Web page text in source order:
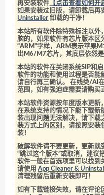
再安装软件 【点击查看如何开
如果安装过旧版，请卸载后再
Uninstaller 卸载的干净！
本站所有软件除特殊标注以
脑的，如果软件有芯片版本区
“ARM”字样，ARM表示苹
出M6/M7芯片，其底层依然是
本站的软件在关闭系统SIP和
软件的功能和使用过程是否能
请自行再三确认。 在线类/AI
范围，如有强迫症需要请购买
本站软件资源按年度版本更新
在系统支持的情况下能下载新
装出现问题无法解决，请下载
装方式上的区别，请按照安装
装！
破解软件请不要更新，更新就
“跳过这个版本”或取消，建议
软件一般在首选项里可以找到
请使用App Cleaner &
清理残留后重新安装即可！
如有下载链接失效，请在评论